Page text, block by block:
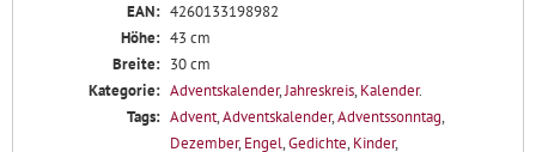
EAN: 4260133198982
Höhe: 43 cm
Breite: 30 cm
Kategorie: Adventskalender,Jahreskreis, Kalender.
Tags: Advent,Adventskalender,Adventssonntag,
Dezember, Engel,Gedichte, Kinder,